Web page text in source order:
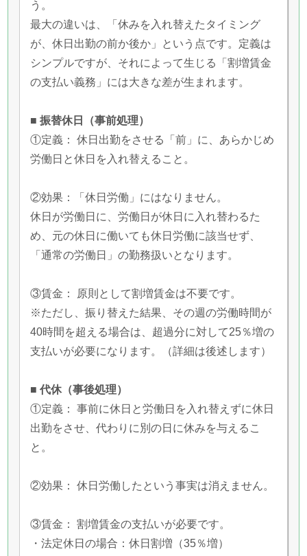
う。
最大の違いは、「休みを入れ替えたタイミング
が、休日出勤の前か後か」という点です。定義は
シンプルですが、それによって生じる「割増賃金
の支払い義務」には大きな差が生まれます。
■ 振替休日（事前処理）
①定義： 休日出勤をさせる「前」に、あらかじめ
労働日と休日を入れ替えること。
②効果：「休日労働」にはなりません。
休日が労働日に、労働日が休日に入れ替わるた
め、元の休日に働いても休日労働に該当せず、
「通常の労働日」の勤務扱いとなります。
③賃金： 原則として割増賃金は不要です。
※ただし、振り替えた結果、その週の労働時間が
40時間を超える場合は、超過分に対して25％増の
支払いが必要になります。（詳細は後述します）
■ 代休（事後処理）
①定義： 事前に休日と労働日を入れ替えずに休日
出勤をさせ、代わりに別の日に休みを与えるこ
と。
②効果： 休日労働したという事実は消えません。
③賃金： 割増賃金の支払いが必要です。
・法定休日の場合：休日割増（35％増）